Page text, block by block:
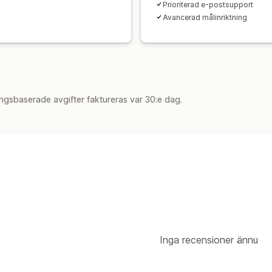
Prioriterad e-postsupport
Avancerad målinriktning
avgifter faktureras var 30:e dag.
Inga recensioner ännu